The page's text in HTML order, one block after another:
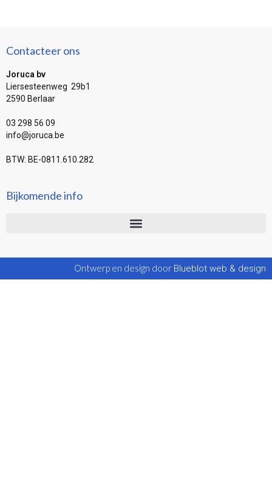
Contacteer ons
Joruca bv
Liersesteenweg 29b1
2590 Berlaar
03 298 56 09
info@joruca.be
BTW: BE-0811.610.282
Bijkomende info
Ontwerp en design door Blueblot web & design